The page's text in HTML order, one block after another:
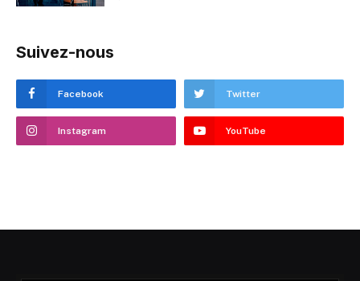
Suivez-nous
Facebook Twitter
Instagram YouTube